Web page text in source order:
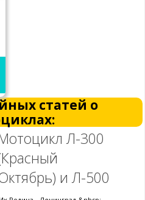
статей о
Л-300
и Л-500